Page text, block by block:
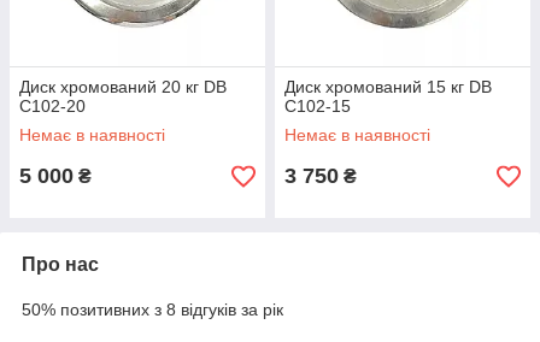
Диск хромований 20 кг DB
C102-20
Немає в наявності
5 000 ₴
Диск хромований 15 кг DB
C102-15
Немає в наявності
3 750 ₴
Про нас
50% позитивних з 8 відгуків за рік